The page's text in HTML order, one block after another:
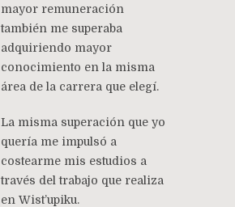
mayor remuneración
también me superaba
adquiriendo mayor
conocimiento en la misma
área de la carrera que elegí.
La misma superación que yo
quería me impulsó a
costearme mis estudios a
través del trabajo que realiza
en Wist’upiku.